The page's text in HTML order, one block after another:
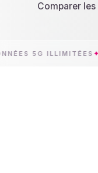
Comparer
ILLIMITÉES✦